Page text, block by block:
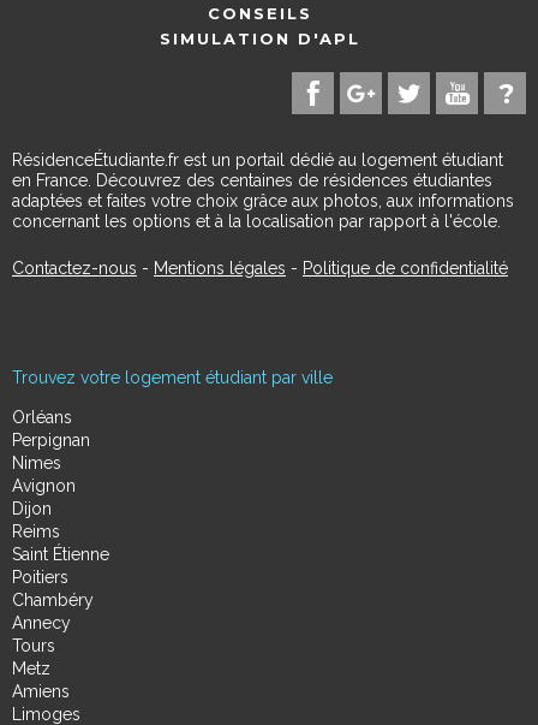
CONSEILS
SIMULATION D'APL
RésidenceÉtudiante.fr est un portail dédié au logement étudiant
en France. Découvrez des centaines de résidences étudiantes
adaptées et faites votre choix grâce aux photos, aux informations
concernant les options et à la localisation par rapport à l'école.
Contactez-nous - Mentions légales - Politique de confidentialité
Trouvez votre logement étudiant par ville
Orléans
Perpignan
Nimes
Avignon
Dijon
Reims
Saint Étienne
Poitiers
Chambéry
Annecy
Tours
Metz
Amiens
Limoges